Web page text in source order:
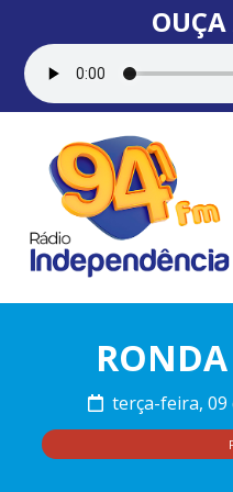
terça-feira, 09